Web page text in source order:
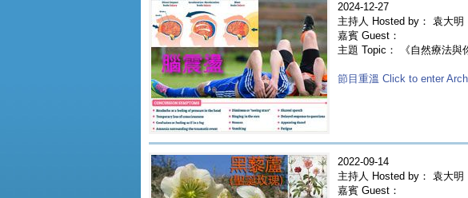
2024-12-27
主持人 Hosted by： 袁大明
嘉賓 Guest：
主題 Topic： 《自然療法與
節目重溫 Click to enter
2022-09-14
主持人 Hosted by： 袁大明
嘉賓 Guest：